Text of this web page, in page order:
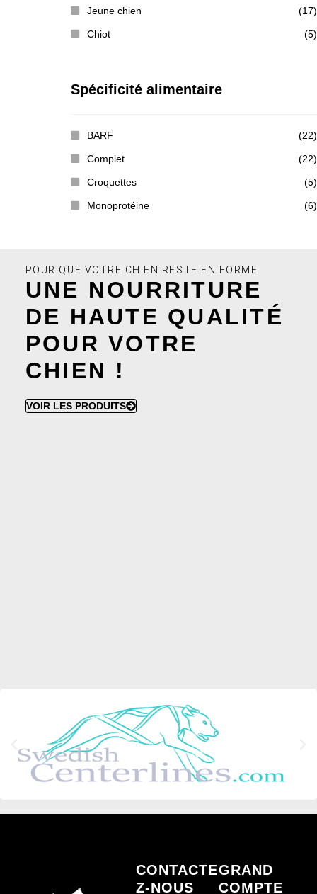
Jeune chien (17)
Chiot (5)
Spécificité alimentaire
BARF (22)
Complet (22)
Croquettes (5)
Monoprotéine (6)
POUR QUE VOTRE CHIEN RESTE EN FORME
UNE NOURRITURE
DE HAUTE QUALITÉ
POUR VOTRE
CHIEN !
VOIR LES PRODUITS
CONTACTE
Z-NOUS
GRAND
COMPTE